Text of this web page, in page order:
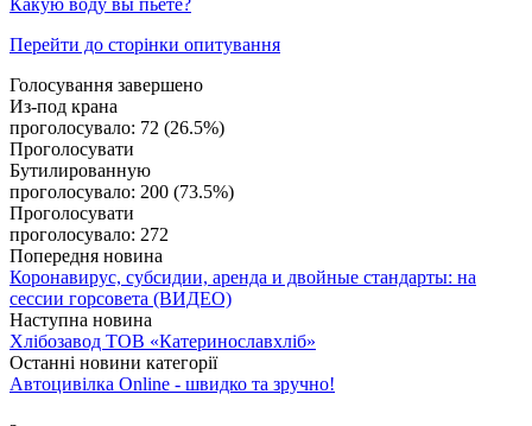
Перейти до сторінки опитування
Голосування завершено
Из-под крана
проголосувало: 72 (26.5%)
Проголосувати
Бутилированную
проголосувало: 200 (73.5%)
Проголосувати
проголосувало: 272
Попередня новина
Коронавирус, субсидии, аренда и двойные стандарты: на
сессии горсовета (ВИДЕО)
Наступна новина
Хлібозавод ТОВ «Катеринославхліб»
Останні новини категорії
Автоцивілка Online - швидко та зручно!